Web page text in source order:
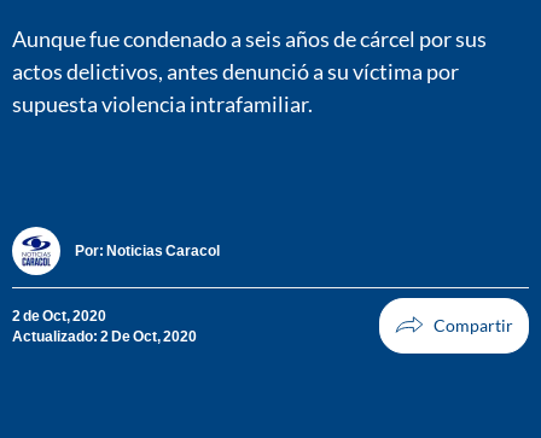
Aunque fue condenado a seis años de cárcel por sus
actos delictivos, antes denunció a su víctima por
supuesta violencia intrafamiliar.
Por: Noticias Caracol
2 de Oct, 2020
Actualizado: 2 De Oct, 2020